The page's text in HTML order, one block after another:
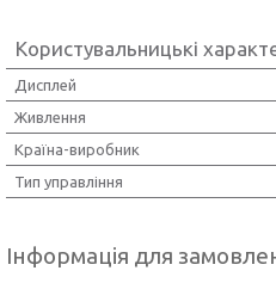
Користувальницькі
Дисплей
Живлення
Країна-виробник
Тип управління
Інформація для